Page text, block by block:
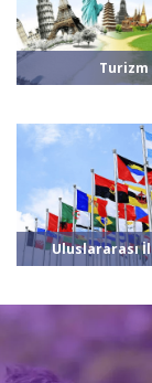
Turizm
Uluslararası